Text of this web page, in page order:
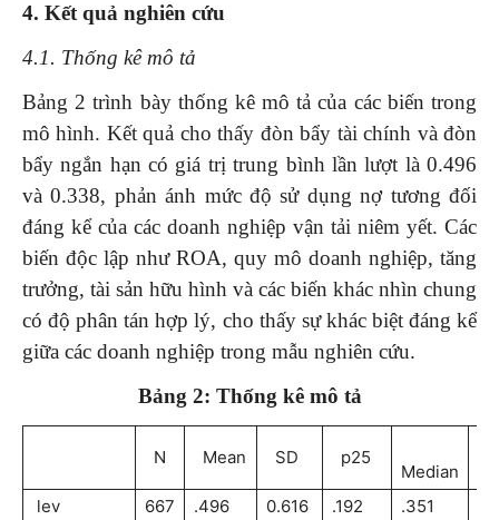
4. Kết quả nghiên cứu
4.1. Thống kê mô tả
Bảng 2 trình bày thống kê mô tả của các biến trong
mô hình. Kết quả cho thấy đòn bẩy tài chính và đòn
bẩy ngắn hạn có giá trị trung bình lần lượt là 0.496
và 0.338, phản ánh mức độ sử dụng nợ tương đối
đáng kể của các doanh nghiệp vận tải niêm yết. Các
biến độc lập như ROA, quy mô doanh nghiệp, tăng
trưởng, tài sản hữu hình và các biến khác nhìn chung
có độ phân tán hợp lý, cho thấy sự khác biệt đáng kể
giữa các doanh nghiệp trong mẫu nghiên cứu.
Bảng 2: Thống kê mô tả
N Mean SD p25
Median
lev 667 .496 0.616 .192 .351